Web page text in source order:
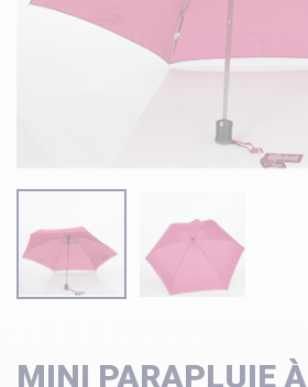
MINI PARAPLUIE À